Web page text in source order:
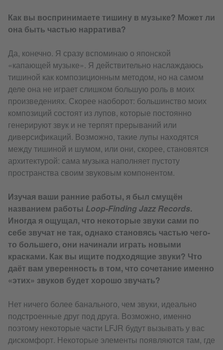
Как вы воспринимаете тишину в музыке? Может ли
она быть частью нарратива?
Да, конечно. Я сразу вспоминаю о японской
«капающей музыке». Я действительно наслаждаюсь
тишиной как композиционным методом, но на самом
деле она не играет слишком большую роль в моих
произведениях. Скорее наоборот: большинство моих
композиций состоят из лупов, которые постоянно
генерируют звук и не терпят прерываний или
диверсификаций. Возможно, такие лупы находятся
между тишиной и шумом, или они, скорее, становятся
архитектурой: сама музыка наполняет пустоту
пространства своим звуковым компонентом.
Изучая ваши ранние работы, я был смущён
названием работы Loop-Finding Jazz Records.
Иногда я ощущал, что некоторые звуки сами по
себе звучат не так, однако становясь частью чего-
то большего, они начинали играть новыми
красками. Как вы ищите подходящие звуки? Что
даёт вам уверенность в том, что сочетание именно
«этих» звуков будет хорошо звучать?
Нет ничего более банального, чем звуки, идеально
подстроенные друг под друга. Возможно, именно
поэтому некоторые части LFJR будут вызывать у вас
дискомфорт. Некоторые элементы появляются там, где